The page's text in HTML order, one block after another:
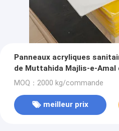
Panneaux acryliques
de Muttahida Majlis-e-Amal
de verre
MOQ：2000 kg/commande
meilleur prix